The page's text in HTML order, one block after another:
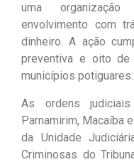
uma
envolvimento com
dinheiro. A ação
preventiva e oito de
municípios potiguares.
As ordens
Parnamirim, Macaíba
da Unidade
Criminosas do